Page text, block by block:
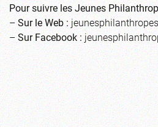
Pour suivre les Jeunes
–Sur le Web :
–Sur Facebook :